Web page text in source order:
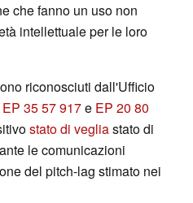
che fanno un uso non
intellettuale per le loro
riconosciuti dall'Ufficio
EP 35 57 917e EP 20 80
stato di vegliastato di
le comunicazioni
del pitch-lag stimato nei